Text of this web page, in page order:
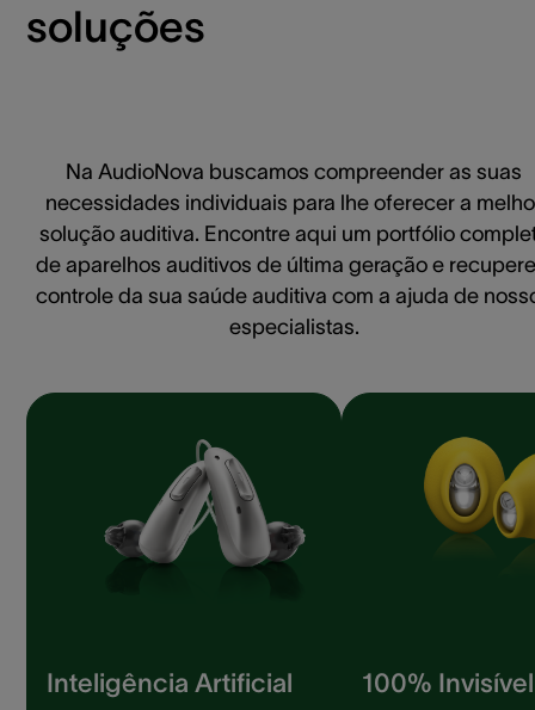
soluções
Na AudioNova buscamos compreender as suas
necessidades individuais para lhe oferecer a
solução auditiva. Encontre aqui um portfólio
de aparelhos auditivos de última geração e
controle da sua saúde auditiva com a ajuda de
especialistas.
Inteligência Artificial 100% Invisível